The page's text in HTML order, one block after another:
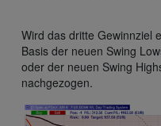
Wird das dritte Gewinnziel
Basis der neuen Swing
oder der neuen Swing
nachgezogen.